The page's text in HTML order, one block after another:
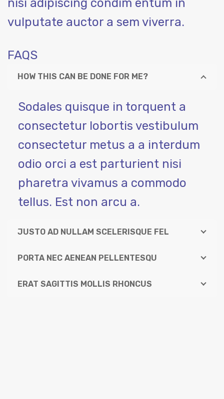
nisi adipiscing condim entum in
vulputate auctor a sem viverra.
FAQS
HOW THIS CAN BE DONE FOR ME?
Sodales quisque in torquent a
consectetur lobortis vestibulum
consectetur metus a a interdum
odio orci a est parturient nisi
pharetra vivamus a commodo
tellus. Est non arcu a.
JUSTO AD NULLAM SCELERISQUE FEL
PORTA NEC AENEAN PELLENTESQU
ERAT SAGITTIS MOLLIS RHONCUS